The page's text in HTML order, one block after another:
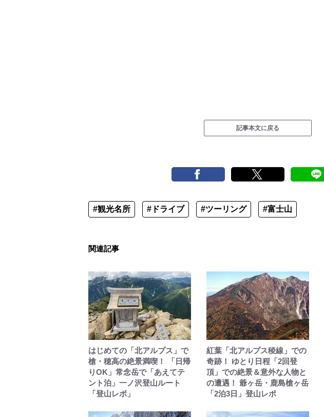
記事本文に戻る
#観光名所 #ドライブ #ツーリング #富士山
関連記事
はじめての「北アルプス」で
槍・穂高の絶景満喫！ 「日帰
りOK」常念岳で「あえてテ
ント泊」一ノ沢登山ルート
「登山レポ」
紅葉「北アルプス稜線」での
奇跡！ ゆとり日程「2回登
頂」での絶景＆意外な人物と
の遭遇！ 爺ヶ岳・鹿島槍ヶ岳
「2泊3日」登山レポ